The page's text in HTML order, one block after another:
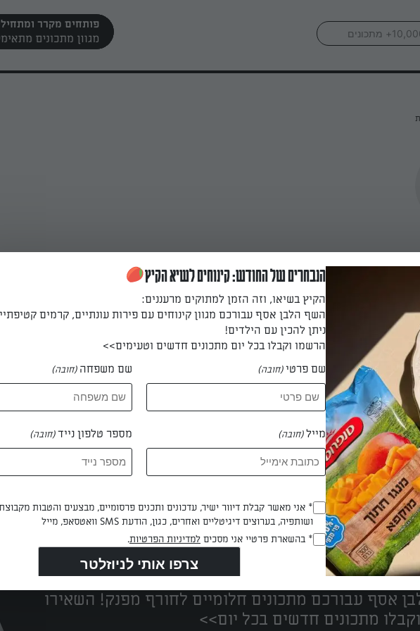
פותחים מקרר
נדב בן אלי
הכי טעימים במקום אחד!
אסף עבורכם מתכונים חלומיים לחורף מפנק! השאירו
מתכונים חדשים בכל יום>>
הנבחרים של החודש: קינוחים לשיא הקיץ
הקיץ בשיאו, וזה הזמן למתוקים מרעננים:
השף הלבן אסף עבורכם מגוון קינוחים עם פירות עונתיים, קרמים
ניתן להכין עם הילדים!
הרשמו וקבלו בכל יום מתכונים חדשים וטעימים>>
שם פרטי(חובה) שם משפחה (חובה)
מייל(חובה) מספר טלפון נייד(חובה)
Opt_In
(חובה)
* אני מאשר קבלת דיוור ישיר, עדכונים ותכנים פרסומיים, מבצעים והטבות
ושותפיה, בערוצים דיגיטליים ואחרים, כגון, הודעת SMS וואטסאפ, מייל
RegulationsApproved
* בהשארת פרטיי אני מסכים למדיניות הפרטיות.